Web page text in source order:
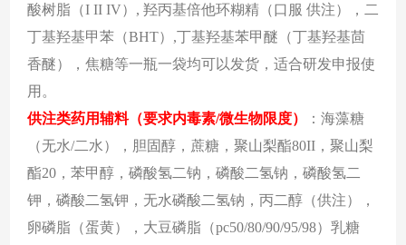
酸树脂（I II IV）, 羟丙基倍他环糊精（口服 供注），二
丁基羟基甲苯（BHT）,丁基羟基苯甲醚（丁基羟基茴
香醚），焦糖等一瓶一袋均可以发货，适合研发申报使
用。
供注类药用辅料（要求内毒素/微生物限度） ： 海藻糖
（无水/二水），胆固醇，蔗糖，聚山梨酯80II，聚山梨
酯20，苯甲醇，磷酸氢二钠，磷酸二氢钠，磷酸氢二
钾，磷酸二氢钾，无水磷酸二氢钠，丙二醇（供注），
卵磷脂（蛋黄），大豆磷脂（pc50/80/90/95/98）乳糖